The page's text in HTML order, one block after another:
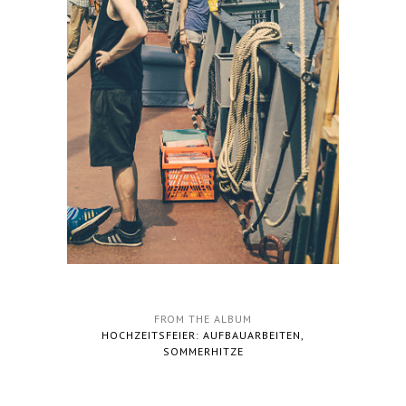
FROM THE ALBUM
HOCHZEITSFEIER: AUFBAUARBEITEN,
SOMMERHITZE